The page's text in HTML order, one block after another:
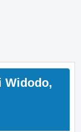
Widodo,